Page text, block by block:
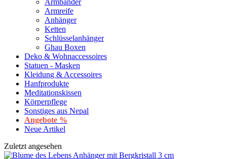
Armreife
Anhänger
Ketten
Schlüsselanhänger
Ghau Boxen
Deko & Wohnaccessoires
Statuen - Masken
Kleidung & Accessoires
Hanfprodukte
Meditationskissen
Körperpflege
Sonstiges aus Nepal
Angebote %
Neue Artikel
Zuletzt angesehen